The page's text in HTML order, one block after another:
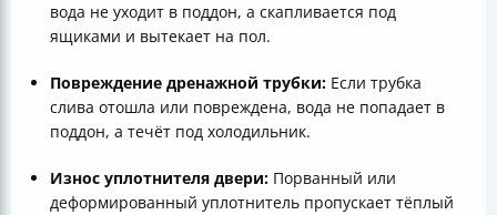
вода не уходит в поддон, а скапливается под
ящиками и вытекает на пол.
Повреждение дренажной трубки: Если трубка
слива отошла или повреждена, вода не попадает в
поддон, а течёт под холодильник.
Износ уплотнителя двери: Порванный или
деформированный уплотнитель пропускает тёплый